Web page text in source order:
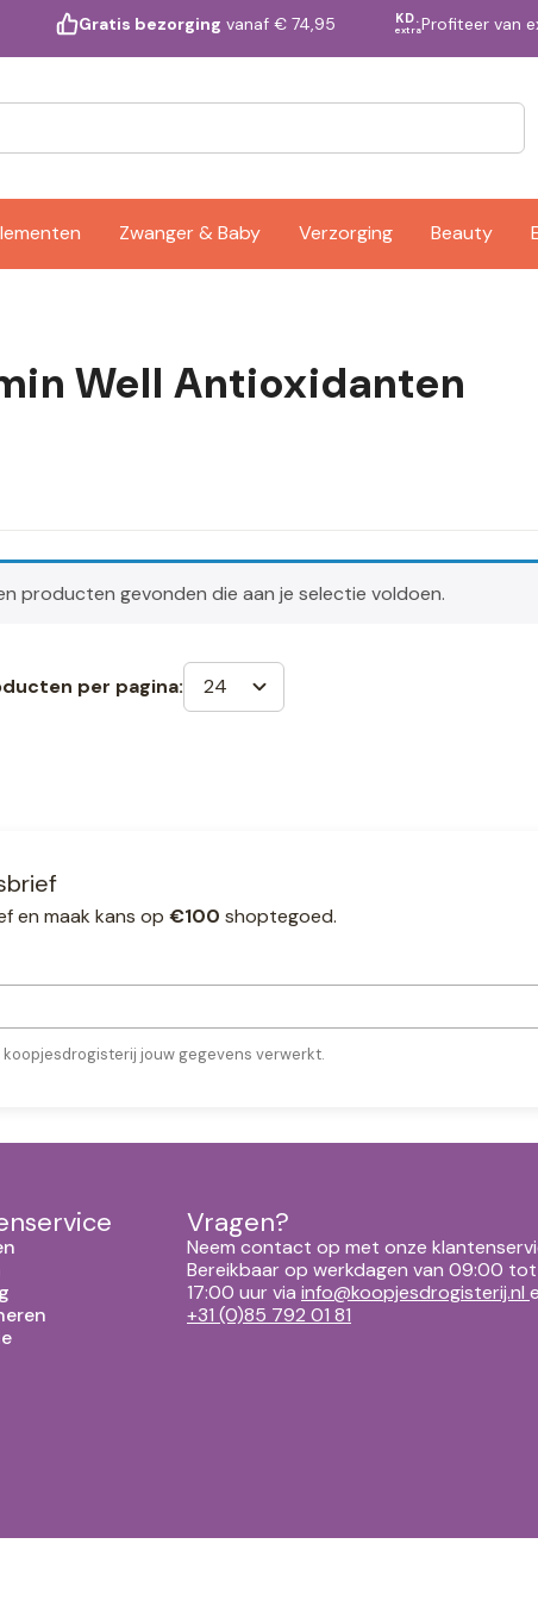
Gratis bezorging vanaf € 74,95 KD.
extraProfiteer van
Zwanger & Baby Verzorging Beauty
Well Antioxidanten
producten gevonden die aan je selectie voldoen.
per pagina: 24
en maak kans op €100 shoptegoed.
jouw gegevens verwerkt.
Vragen?
Neem contact op met onze
Bereikbaar op werkdagen van 09:00 tot
17:00 uur via info@koopjesdrogisterij.nl
+31 (0)85 792 01 81